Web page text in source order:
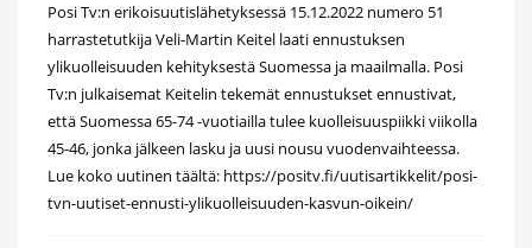
Posi Tv:n erikoisuutislähetyksessä 15.12.2022 numero 51
harrastetutkija Veli-Martin Keitel laati ennustuksen
ylikuolleisuuden kehityksestä Suomessa ja maailmalla. Posi
Tv:n julkaisemat Keitelin tekemät ennustukset ennustivat,
että Suomessa 65-74 -vuotiailla tulee kuolleisuuspiikki viikolla
45-46, jonka jälkeen lasku ja uusi nousu vuodenvaihteessa.
Lue koko uutinen täältä: https://positv.fi/uutisartikkelit/posi-
tvn-uutiset-ennusti-ylikuolleisuuden-kasvun-oikein/